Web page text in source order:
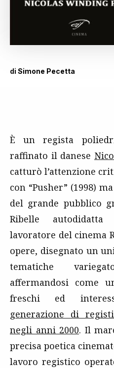
di Simone Pecetta
È un regista
raffinato il danese
catturò l’attenzione
con “Pusher” (1998)
del grande pubblico
Ribelle autodidatta
lavoratore del cinema
opere, disegnato un
tematiche
affermandosi come
freschi ed
generazione di
negli anni 2000. Il
precisa poetica
lavoro registico